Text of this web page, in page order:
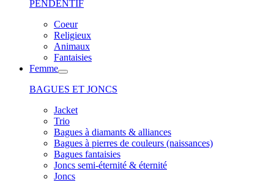
PENDENTIF
Coeur
Religieux
Animaux
Fantaisies
Femme
BAGUES ET JONCS
Jacket
Trio
Bagues à diamants & alliances
Bagues à pierres de couleurs (naissances)
Bagues fantaisies
Joncs semi-éternité & éternité
Joncs